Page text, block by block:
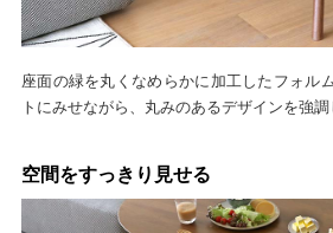
座面の緑を丸くなめらかに加工したフォル
トにみせながら、丸みのあるデザインを強調
空間をすっきり見せる